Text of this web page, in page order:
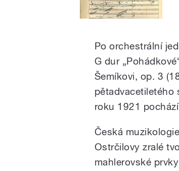
Po orchestrální
G dur
Šemíkovi, op. 3
pětadvacetiletého
roku 1921
Česká
Ostrčilovy zralé
mahlerovské